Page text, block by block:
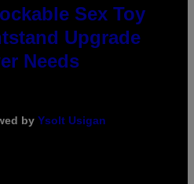
Sex Toy
Upgrade
Needs
by Ysolt Usigan